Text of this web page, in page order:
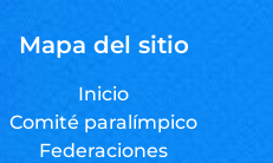
Mapa del sitio
Inicio
Comité paralímpico
Federaciones